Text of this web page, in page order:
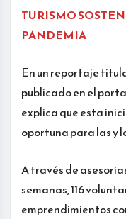
TURISMO
PANDEMIA
En un reportaje
publicado en el
explica que esta
oportuna para las y
A través de
semanas, 116
emprendimientos